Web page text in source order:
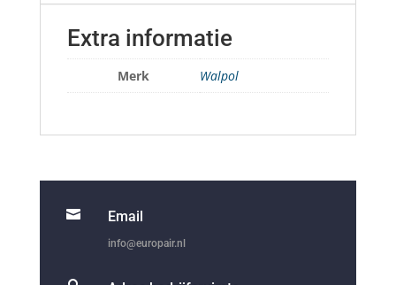
Extra informatie
Merk Walpol
 Email
info@europair.nl